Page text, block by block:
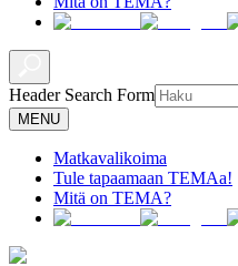
Header Search Form
MENU
Matkavalikoima
Tule tapaamaan TEMAa!
Mitä on TEMA?